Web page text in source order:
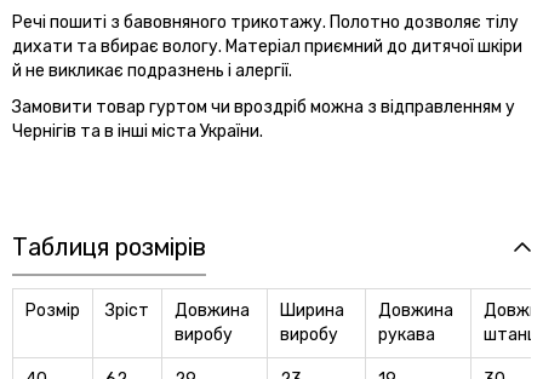
Речі пошиті з бавовняного трикотажу. Полотно дозволяє тілу
дихати та вбирає вологу. Матеріал приємний до дитячої шкіри
й не викликає подразнень і алергії.
Замовити товар гуртом чи вроздріб можна з відправленням у
Чернігів та в інші міста України.
Таблиця розмірів
Розмір Зріст
Довжина
виробу
Ширина
виробу
Довжина
рукава